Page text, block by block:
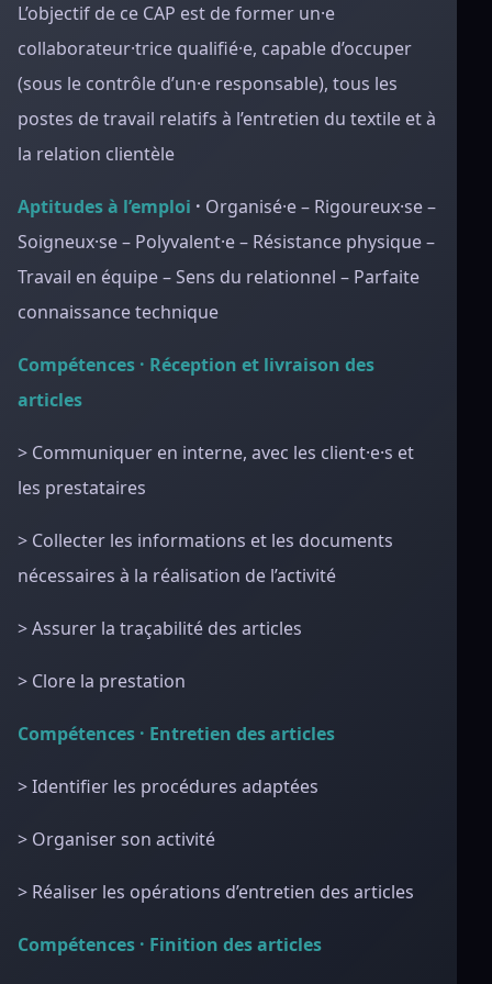
L’objectif de ce CAP est de former un·e
collaborateur·trice qualifié·e, capable d’occuper
(sous le contrôle d’un·e responsable), tous les
postes de travail relatifs à l’entretien du textile et à
la relation clientèle
Aptitudes à l’emploi · Organisé·e – Rigoureux·se –
Soigneux·se – Polyvalent·e – Résistance physique –
Travail en équipe – Sens du relationnel – Parfaite
connaissance technique
Compétences · Réception et livraison des
articles
> Communiquer en interne, avec les client·e·s et
les prestataires
> Collecter les informations et les documents
nécessaires à la réalisation de l’activité
> Assurer la traçabilité des articles
> Clore la prestation
Compétences · Entretien des articles
> Identifier les procédures adaptées
> Organiser son activité
> Réaliser les opérations d’entretien des articles
Compétences · Finition des articles